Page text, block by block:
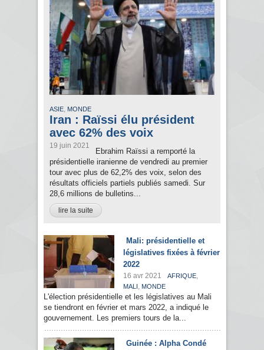
ASIE, MONDE
Iran : Raïssi élu président
avec 62% des voix
19 juin 2021
Ebrahim Raïssi a remporté la
présidentielle iranienne de vendredi au premier
tour avec plus de 62,2% des voix, selon des
résultats officiels partiels publiés samedi. Sur
28,6 millions de bulletins...
lire la suite
Mali: présidentielle et
législatives fixées à février
2022
16 avr 2021 AFRIQUE,
MALI , MONDE
L'élection présidentielle et les législatives au Mali
se tiendront en février et mars 2022, a indiqué le
gouvernement. Les premiers tours de la...
Guinée : Alpha Condé